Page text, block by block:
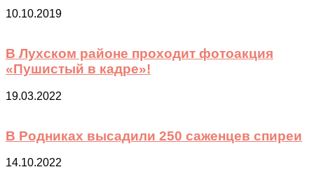
10.10.2019
В Лухском районе проходит фотоакция
«Пушистый в кадре»!
19.03.2022
В Родниках высадили 250 саженцев спиреи
14.10.2022